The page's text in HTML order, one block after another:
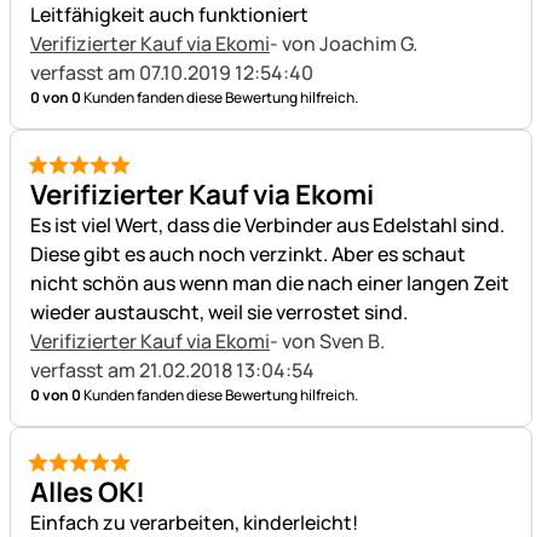
Leitfähigkeit auch funktioniert
Verifizierter Kauf via Ekomi- von Joachim G.
verfasst am 07.10.2019 12:54:40
0 von 0Kunden fanden diese Bewertung hilfreich.
5 von 5
Verifizierter Kauf via Ekomi
Es ist viel Wert, dass die Verbinder aus Edelstahl sind.
Diese gibt es auch noch verzinkt. Aber es schaut
nicht schön aus wenn man die nach einer langen Zeit
wieder austauscht, weil sie verrostet sind.
Verifizierter Kauf via Ekomi- von Sven B.
verfasst am 21.02.2018 13:04:54
0 von 0Kunden fanden diese Bewertung hilfreich.
5 von 5
Alles OK!
Einfach zu verarbeiten, kinderleicht!